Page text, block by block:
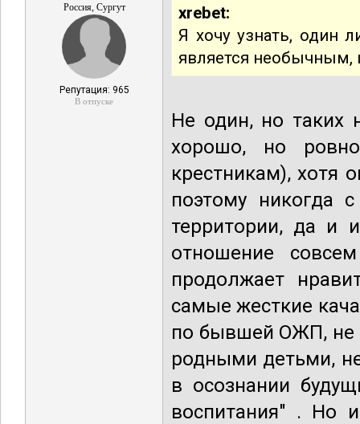
Россия, Сургут
Репутация: 965
В отпуске
xrebet:
Я хочу узнать, один
является
Не один, но таких
хорошо, но
крестникам), хотя
поэтому
территории, да
отношение
продолжает
самые жесткие
по бывшей ОЖП, не
родными детьми,
в осознании
воспитания" . Но